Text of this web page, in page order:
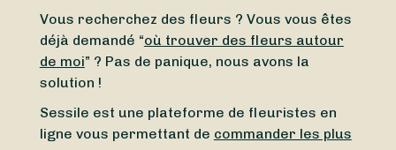
Vous recherchez des fleurs ? Vous vous êtes
déjà demandé “où trouver des fleurs autour
de moi” ? Pas de panique, nous avons la
solution !
Sessile est une plateforme de fleuristes en
ligne vous permettant de commander les plus